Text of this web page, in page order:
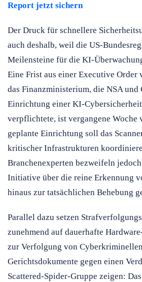
Report jetzt sichern
Der Druck für schnellere
auch deshalb, weil die US-
Meilensteine für die KI-
Eine Frist aus einer Executive Order
das Finanzministerium, die NSA und
Einrichtung einer KI-
verpflichtete, ist vergangene Woche
geplante Einrichtung soll das
kritischer Infrastrukturen
Branchenexperten bezweifeln
Initiative über die reine Erkennung
hinaus zur tatsächlichen Behebung
Parallel dazu setzen
zunehmend auf dauerhafte
zur Verfolgung von
Gerichtsdokumente gegen einen
Scattered-Spider-Gruppe zeigen: